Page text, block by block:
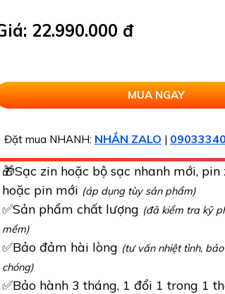
22.990.000 đ
Đặt mua NHANH: NHẮN ZALO |
🎁Sạc zin hoặc bộ sạc nhanh mới, pin
hoặc pin mới (áp dụng tùy sản phẩm)
✅Sản phẩm chất lượng (đã kiểm tra kỹ
mềm)
✅Bảo đảm hài lòng (tư vấn nhiệt tình,
chóng)
✅Bảo hành 3 tháng, 1 đổi 1 trong 1